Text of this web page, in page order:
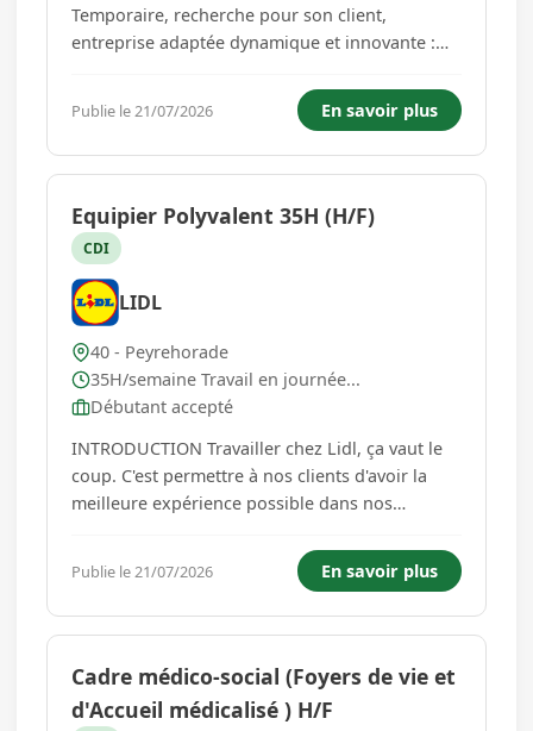
Temporaire, recherche pour son client,
entreprise adaptée dynamique et innovante :
Ce que l'on vous propose : Un CDD Tremplin de
8 mois pour apprendre un vrai métier et
booster votre avenir. Vous serez salarié...
Publie le 21/07/2026 En savoir plus
Equipier Polyvalent 35H (H/F)
CDI
LIDL
40 - Peyrehorade
35H/semaine Travail en journée...
Débutant accepté
INTRODUCTION Travailler chez Lidl, ça vaut le
coup. C'est permettre à nos clients d'avoir la
meilleure expérience possible dans nos
intègres une entreprise en pleine croissance où
tu peux mettre à profit ta polyvalence et ta
réactivité à tr...
Publie le 21/07/2026 En savoir plus
Cadre médico-social (Foyers de vie et
d'Accueil médicalisé ) H/F